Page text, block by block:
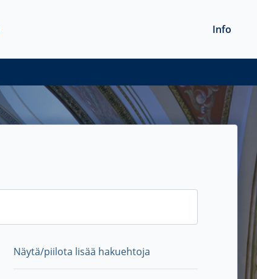
Info
Näytä/piilota lisää hakuehtoja